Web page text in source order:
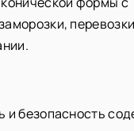
перевозки
и безопасность